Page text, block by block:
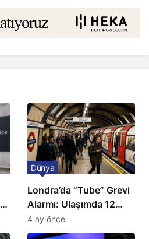
Londra’da “Tube” Grevi
Alarmı: Ulaşımda 12
Günlük Kaos Kapıda
Dünya
4 ay önce